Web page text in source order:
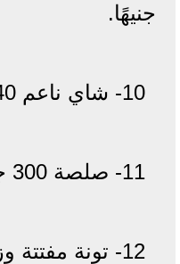
جنيهًا.
10- شاي ناعم 40 جم بسعر 3.50 جنيه.
11- صلصة 300 جم بسعر 6 جنيهات.